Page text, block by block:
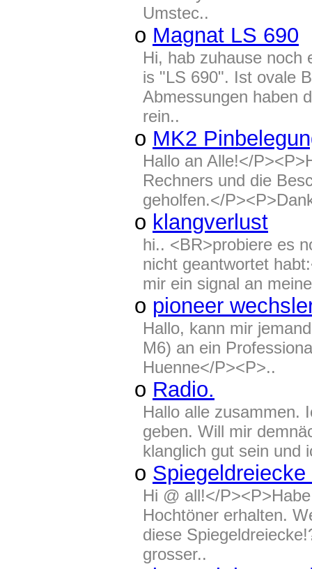
Umstec..
o Magnat LS 690
Hi, hab zuhause noch
is "LS 690". Ist ovale
Abmessungen haben
rein..
o MK2
Hallo an Alle!</
Rechners und die
geholfen.</
o klangverlust
hi.. <BR>probiere es
nicht geantwortet
mir ein signal an
o pioneer
Hallo, kann mir
M6) an ein
Huenne</P><P>..
o Radio.
Hallo alle zusammen.
geben. Will mir
klanglich gut sein und
o
Hi @ all!</
Hochtöner erhalten.
diese
grosser..